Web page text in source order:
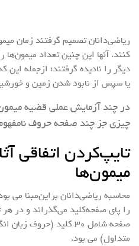
ریاضی‌دانان تصمیم گرفتند زمان
کنند. آنها این چنین تعداد میمون‌ها
دیگر را نادیده گرفتند؛ ازجمله
یا سپس از نابود شدن زمین و
در چند آزمایش عملی قضیه
چیزی جز چند صفحه حروف
تایپ‌کردن اتفاقی
میمون‌ها
را پای صفحه‌کلید می‌گذراند و در هر
صفحه شامل ۳۰ کلید
متداول) می بود.